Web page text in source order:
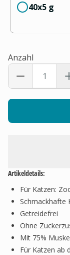
Artikeldetails:
Für Katzen:
Schmackhafte
Getreidefrei
Ohne
Mit 75%
Für Katzen ab
40x5 g
Anzahl